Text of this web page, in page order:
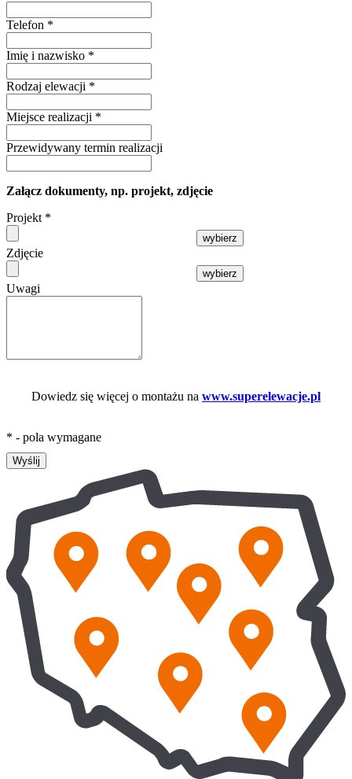
Telefon *
Imię i nazwisko *
Rodzaj elewacji *
Miejsce realizacji *
Przewidywany termin realizacji
Załącz dokumenty, np. projekt, zdjęcie
Projekt *
wybierz
Zdjęcie
wybierz
Uwagi
Dowiedz się więcej o montażu na www.superelewacje.pl
* - pola wymagane
Wyślij